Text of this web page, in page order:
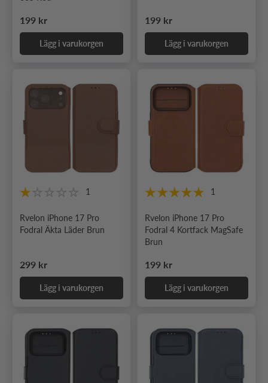
Ordinarie pris
199 kr
Lägg i varukorgen
Ordinarie pris
199 kr
Lägg i varukorgen
1
Rvelon iPhone 17 Pro
Fodral Äkta Läder Brun
Ordinarie pris
299 kr
Lägg i varukorgen
1
Rvelon iPhone 17 Pro
Fodral 4 Kortfack MagSafe
Brun
Ordinarie pris
199 kr
Lägg i varukorgen